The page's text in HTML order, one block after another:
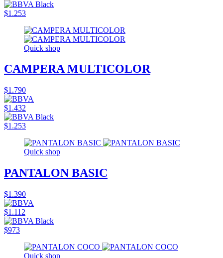
$1.253
Quick shop
CAMPERA MULTICOLOR
$1.790
$1.432
$1.253
Quick shop
PANTALON BASIC
$1.390
$1.112
$973
Quick shop